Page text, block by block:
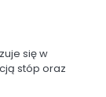
się w
stóp oraz